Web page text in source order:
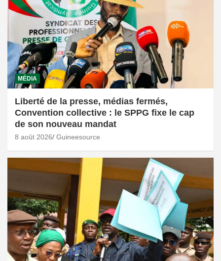
MÉDIA
Liberté de la presse, médias fermés,
Convention collective : le SPPG fixe le cap
de son nouveau mandat
8 août 2026 Guineesource